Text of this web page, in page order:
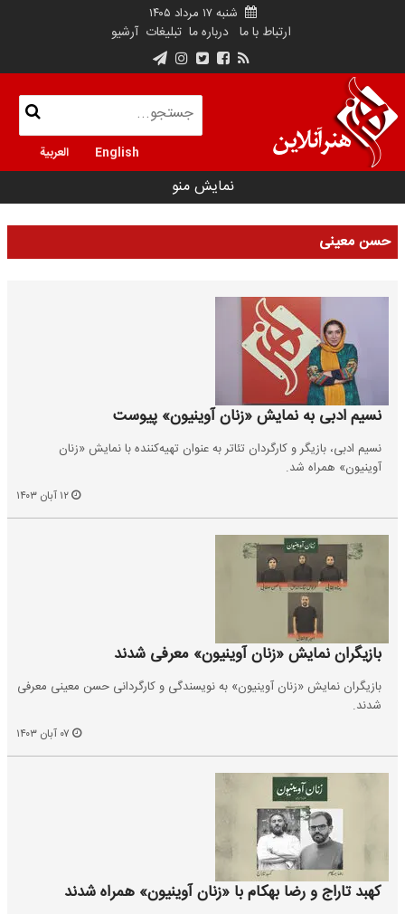
شنبه ۱۷ مرداد ۱۴۰۵
ارتباط با ما درباره ما تبلیغات آرشیو
English العربية
نمایش منو
حسن معینی
نسیم ادبی به نمایش «زنان آوینیون» پیوست
نسیم ادبی، بازیگر و کارگردان تئاتر به عنوان تهیه‌کننده با نمایش «زنان
آوینیون» همراه شد.
بازیگران نمایش «زنان آوینیون» معرفی شدند
بازیگران نمایش «زنان آوینیون» به نویسندگی و کارگردانی حسن معینی معرفی
شدند.
کهبد تاراج و رضا بهکام با «زنان آوینیون» همراه شدند